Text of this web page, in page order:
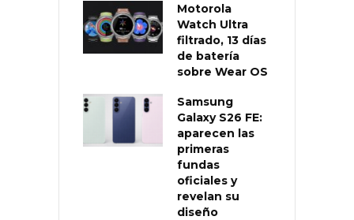
Motorola
Watch Ultra
filtrado, 13 días
de batería
sobre Wear OS
Samsung
Galaxy S26 FE:
aparecen las
primeras
fundas
oficiales y
revelan su
diseño